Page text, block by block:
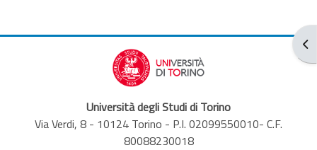
Università degli Studi di Torino
Via Verdi, 8 - 10124 Torino - P.I. 02099550010- C.F.
80088230018